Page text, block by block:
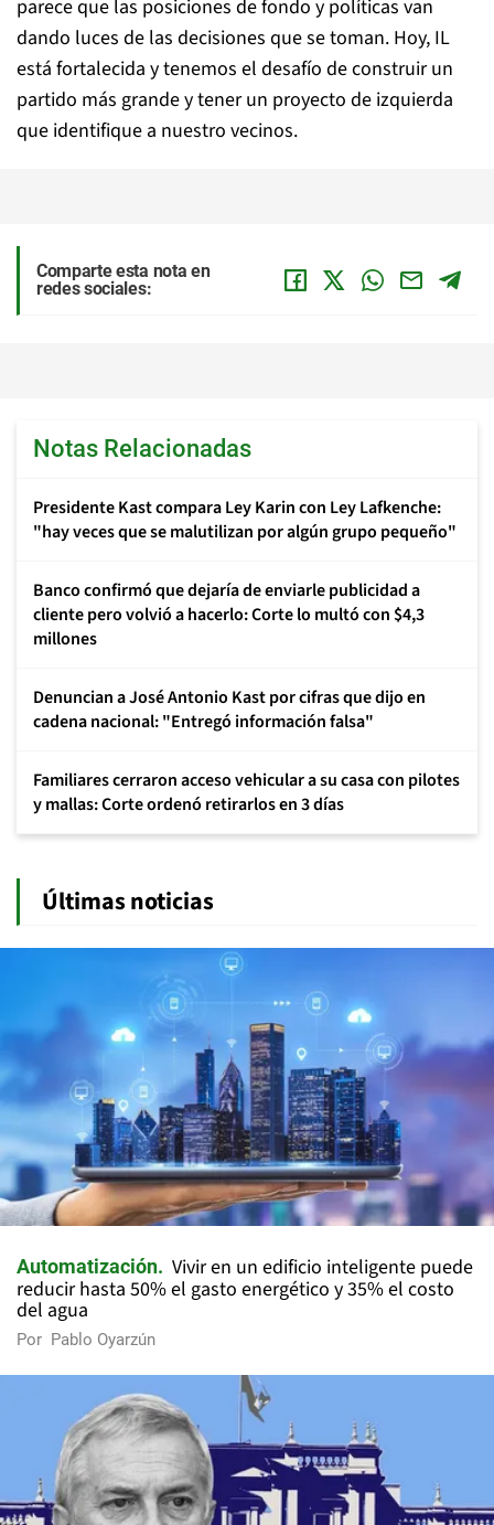
parece que las posiciones de fondo y políticas van
dando luces de las decisiones que se toman. Hoy, IL
está fortalecida y tenemos el desafío de construir un
partido más grande y tener un proyecto de izquierda
que identifique a nuestro vecinos.
Comparte esta nota en
redes sociales:
Notas Relacionadas
Presidente Kast compara Ley Karin con Ley Lafkenche:
"hay veces que se malutilizan por algún grupo pequeño"
Banco confirmó que dejaría de enviarle publicidad a
cliente pero volvió a hacerlo: Corte lo multó con $4,3
millones
Denuncian a José Antonio Kast por cifras que dijo en
cadena nacional: "Entregó información falsa"
Familiares cerraron acceso vehicular a su casa con pilotes
y mallas: Corte ordenó retirarlos en 3 días
Últimas noticias
Automatización
Vivir en un edificio inteligente puede
reducir hasta 50% el gasto energético y 35% el costo
del agua
Por Pablo Oyarzún